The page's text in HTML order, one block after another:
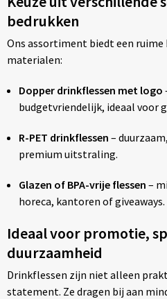
bedrukken
Ons assortiment biedt een ruime
materialen:
Dopper drinkflessen met logo
budgetvriendelijk, ideaal voor
R-PET drinkflessen –
premium uitstraling.
Glazen of BPA-vrije flessen –
horeca, kantoren of giveaways.
Ideaal voor promotie,
duurzaamheid
Drinkflessen zijn niet alleen
statement. Ze dragen bij aan